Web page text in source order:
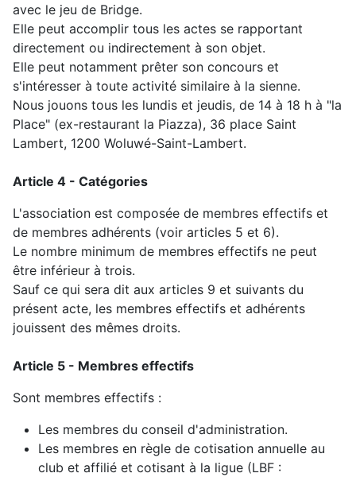
avec le jeu de Bridge.
Elle peut accomplir tous les actes se rapportant
directement ou indirectement à son objet.
Elle peut notamment prêter son concours et
s'intéresser à toute activité similaire à la sienne.
Nous jouons tous les lundis et jeudis, de 14 à 18 h à "la
Place" (ex-restaurant la Piazza), 36 place Saint
Lambert, 1200 Woluwé-Saint-Lambert.
Article 4 - Catégories
L'association est composée de membres effectifs et
de membres adhérents (voir articles 5 et 6).
Le nombre minimum de membres effectifs ne peut
être inférieur à trois.
Sauf ce qui sera dit aux articles 9 et suivants du
présent acte, les membres effectifs et adhérents
jouissent des mêmes droits.
Article 5 - Membres effectifs
Sont membres effectifs :
Les membres du conseil d'administration.
Les membres en règle de cotisation annuelle au
club et affilié et cotisant à la ligue (LBF :